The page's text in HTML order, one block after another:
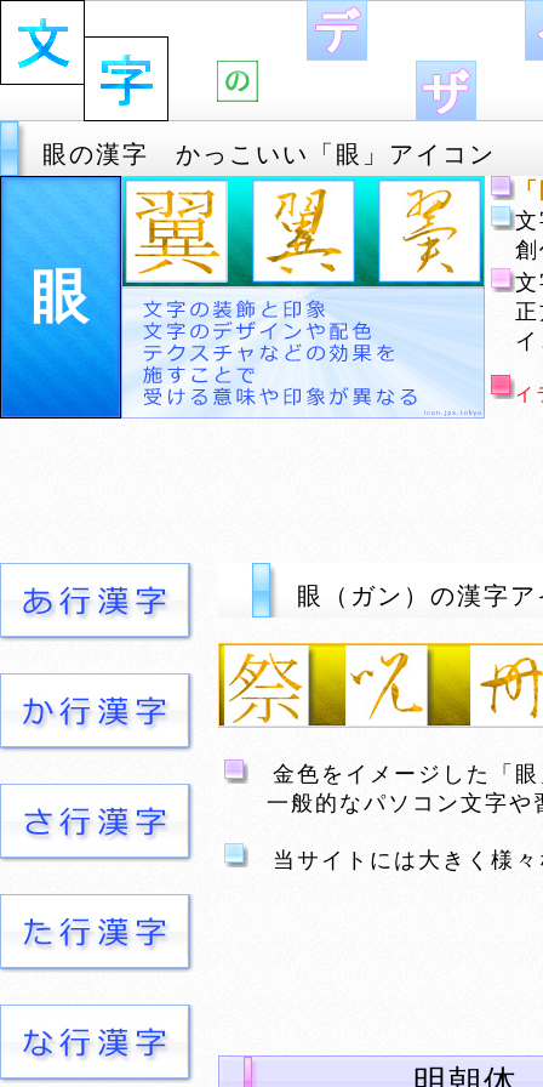
眼の漢字 かっこいい「眼」アイコン
眼
イ
眼（ガン）の漢字
金色をイメージした「眼
一般的なパソコン文字や
当サイトには大きく様々